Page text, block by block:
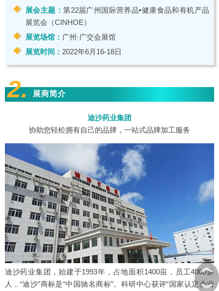
展会主题：第22届广州国际营养品•健康食品和有机产品
展览会（CINHOE）
展览场馆： 广州·广交会展馆
展览时间： 2022年6月16-18日
2. 展商简介
迪沙药业集团
协助您轻松拥有自己的品牌，一站式品牌加工服务
迪沙药业集团，始建于1993年，占地面积1400亩，员工4000多
人，“迪沙”商标是“中国驰名商标”。科研中心获评“国家认定企业
︽
︾